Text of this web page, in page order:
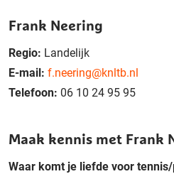
Frank Neering
Regio: Landelijk
E-mail: f.neering@knltb.nl
Telefoon: 06 10 24 95 95
Maak kennis met Frank
Waar komt je liefde voor